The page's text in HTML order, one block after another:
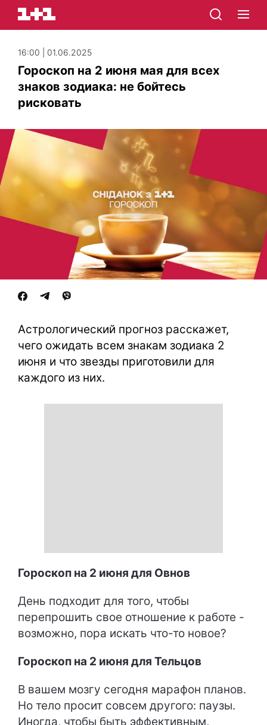
16:00 | 01.06.2025
Гороскоп на 2 июня мая для всех
знаков зодиака: не бойтесь
рисковать
Астрологический прогноз расскажет,
чего ожидать всем знакам зодиака 2
июня и что звезды приготовили для
каждого из них.
Гороскоп на 2 июня для Овнов
День подходит для того, чтобы
перепрошить свое отношение к работе -
возможно, пора искать что-то новое?
Гороскоп на 2 июня для Тельцов
В вашем мозгу сегодня марафон планов.
Но тело просит совсем другого: паузы.
Иногда, чтобы быть эффективным,